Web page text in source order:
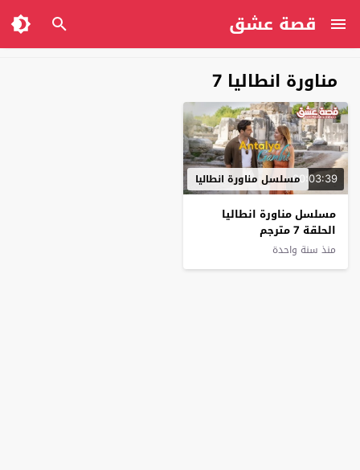
قصة عشق
مناورة انطاليا 7
00:03:39مسلسل مناورة انطاليا
مسلسل مناورة انطاليا
الحلقة 7 مترجم
منذ سنة واحدة